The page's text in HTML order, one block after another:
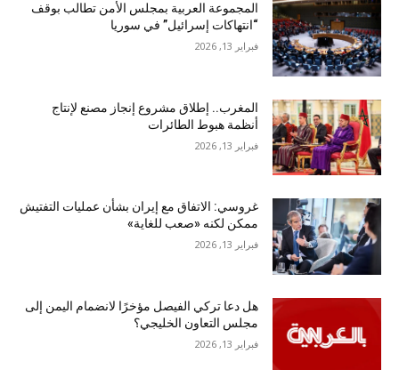
المجموعة العربية بمجلس الأمن تطالب بوقف
“انتهاكات إسرائيل” في سوريا
فبراير 13, 2026
المغرب.. إطلاق مشروع إنجاز مصنع لإنتاج
أنظمة هبوط الطائرات
فبراير 13, 2026
غروسي: الاتفاق مع إيران بشأن عمليات التفتيش
ممكن لكنه «صعب للغاية»
فبراير 13, 2026
هل دعا تركي الفيصل مؤخرًا لانضمام اليمن إلى
مجلس التعاون الخليجي؟
فبراير 13, 2026